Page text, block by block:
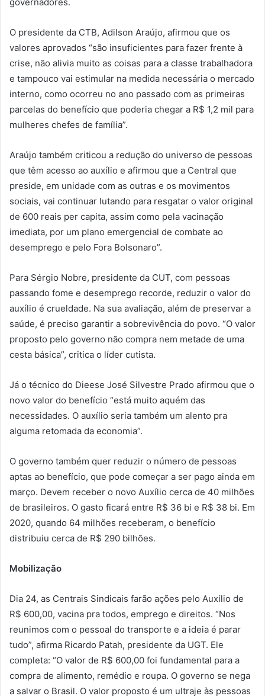
O presidente da CTB, Adilson Araújo, afirmou que os
valores aprovados “são insuficientes para fazer frente à
crise, não alivia muito as coisas para a classe trabalhadora
e tampouco vai estimular na medida necessária o mercado
interno, como ocorreu no ano passado com as primeiras
parcelas do benefício que poderia chegar a R$ 1,2 mil para
mulheres chefes de família”.
Araújo também criticou a redução do universo de pessoas
que têm acesso ao auxílio e afirmou que a Central que
preside, em unidade com as outras e os movimentos
sociais, vai continuar lutando para resgatar o valor original
de 600 reais per capita, assim como pela vacinação
imediata, por um plano emergencial de combate ao
desemprego e pelo Fora Bolsonaro”.
Para Sérgio Nobre, presidente da CUT, com pessoas
passando fome e desemprego recorde, reduzir o valor do
auxílio é crueldade. Na sua avaliação, além de preservar a
saúde, é preciso garantir a sobrevivência do povo. “O valor
proposto pelo governo não compra nem metade de uma
cesta básica”, critica o líder cutista.
Já o técnico do Dieese José Silvestre Prado afirmou que o
novo valor do benefício “está muito aquém das
necessidades. O auxílio seria também um alento pra
alguma retomada da economia”.
O governo também quer reduzir o número de pessoas
aptas ao benefício, que pode começar a ser pago ainda em
março. Devem receber o novo Auxílio cerca de 40 milhões
de brasileiros. O gasto ficará entre R$ 36 bi e R$ 38 bi. Em
2020, quando 64 milhões receberam, o benefício
distribuiu cerca de R$ 290 bilhões.
Mobilização
Dia 24, as Centrais Sindicais farão ações pelo Auxílio de
R$ 600,00, vacina pra todos, emprego e direitos. “Nos
reunimos com o pessoal do transporte e a ideia é parar
tudo”, afirma Ricardo Patah, presidente da UGT. Ele
completa: “O valor de R$ 600,00 foi fundamental para a
compra de alimento, remédio e roupa. O governo se nega
a salvar o Brasil. O valor proposto é um ultraje às pessoas